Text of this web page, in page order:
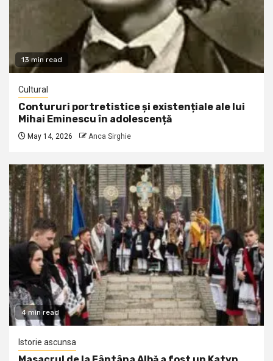
13 min read
Cultural
Contururi portretistice și existențiale ale lui
Mihai Eminescu în adolescență
May 14, 2026 Anca Sirghie
4 min read
Istorie ascunsa